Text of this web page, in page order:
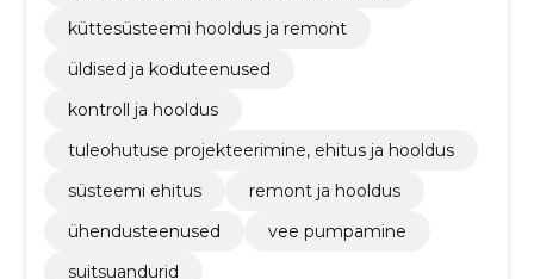
küttesüsteemi hooldus ja remont
üldised ja koduteenused
kontroll ja hooldus
tuleohutuse projekteerimine, ehitus ja hooldus
süsteemi ehitus
remont ja hooldus
ühendusteenused
vee pumpamine
suitsuandurid